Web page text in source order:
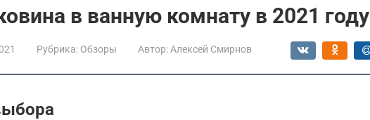
в ванную комнату в 2021 году
Рубрика: Обзоры Автор: Алексей Смирнов